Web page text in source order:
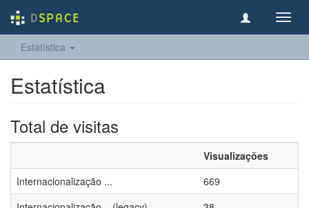
Estatística
Estatística
Total de visitas
Visualizações
Internacionalização ...
669